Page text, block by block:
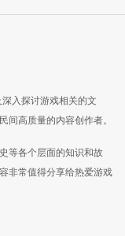
入探讨游戏相关的文
高质量的内容创作者。
等各个层面的知识和故
非常值得分享给热爱游戏